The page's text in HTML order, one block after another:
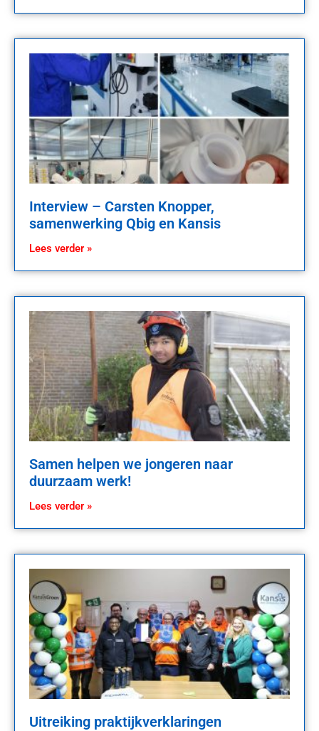
Interview – Carsten Knopper,
samenwerking Qbig en Kansis
Lees verder »
Samen helpen we jongeren naar
duurzaam werk!
Lees verder »
Uitreiking praktijkverklaringen